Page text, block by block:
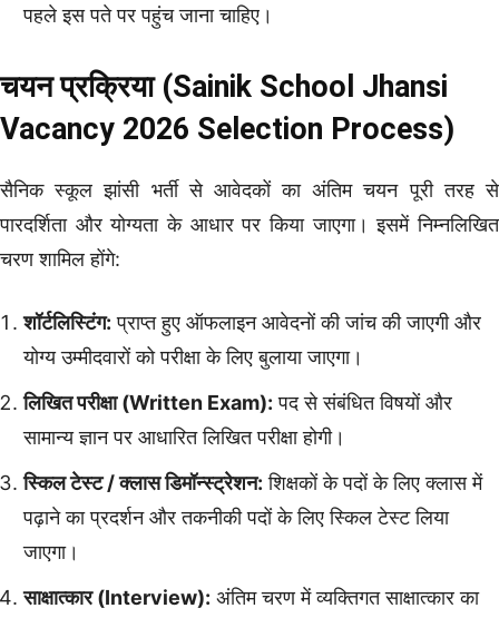
पहले इस पते पर पहुंच जाना चाहिए।
चयन प्रक्रिया (Sainik School Jhansi
Vacancy 2026 Selection Process)
सैनिक स्कूल झांसी भर्ती से आवेदकों का अंतिम चयन पूरी तरह से
पारदर्शिता और योग्यता के आधार पर किया जाएगा। इसमें निम्नलिखित
चरण शामिल होंगे:
शॉर्टलिस्टिंग: प्राप्त हुए ऑफलाइन आवेदनों की जांच की जाएगी और
योग्य उम्मीदवारों को परीक्षा के लिए बुलाया जाएगा।
लिखित परीक्षा (Written Exam): पद से संबंधित विषयों और
सामान्य ज्ञान पर आधारित लिखित परीक्षा होगी।
स्किल टेस्ट / क्लास डिमॉन्स्ट्रेशन: शिक्षकों के पदों के लिए क्लास में
पढ़ाने का प्रदर्शन और तकनीकी पदों के लिए स्किल टेस्ट लिया
जाएगा।
साक्षात्कार (Interview): अंतिम चरण में व्यक्तिगत साक्षात्कार का